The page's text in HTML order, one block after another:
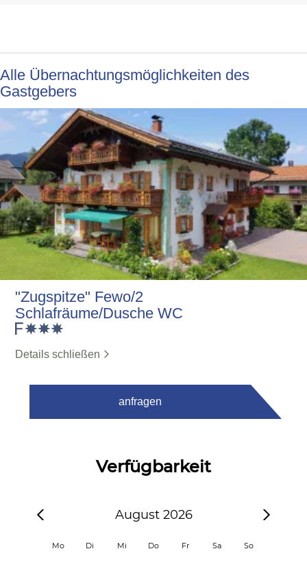
Alle Übernachtungsmöglichkeiten des
Gastgebers
"Zugspitze" Fewo/2
Schlafräume/Dusche WC
Details schließen
anfragen
Verfügbarkeit
August 2026
Mo Di Mi Do Fr Sa So